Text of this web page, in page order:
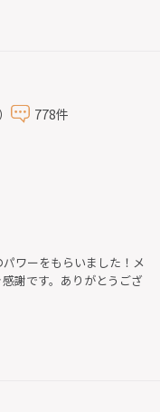
778件
ワーをもらいました！メ
謝です。ありがとうござ